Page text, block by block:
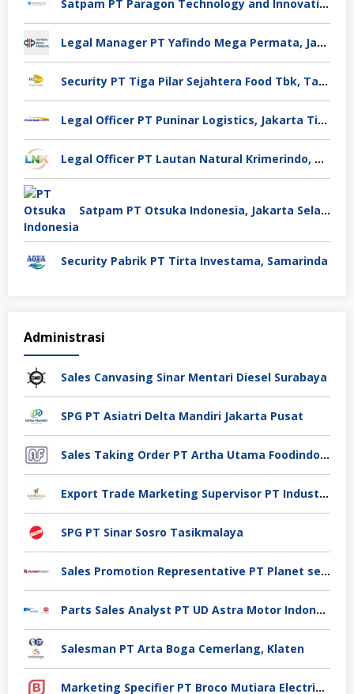
Satpam PT Paragon Technology and Innovation Jakarta
Legal Manager PT Yafindo Mega Permata, Jakarta Barat
Security PT Tiga Pilar Sejahtera Food Tbk, Tangerang
Legal Officer PT Puninar Logistics, Jakarta Timur
Legal Officer PT Lautan Natural Krimerindo, Mojokerto
Satpam PT Otsuka Indonesia, Jakarta Selatan
Security Pabrik PT Tirta Investama, Samarinda
Administrasi
Sales Canvasing Sinar Mentari Diesel Surabaya
SPG PT Asiatri Delta Mandiri Jakarta Pusat
Sales Taking Order PT Artha Utama Foodindo Tangerang
Export Trade Marketing Supervisor PT Industri Jamu Dan Farmasi Sido Muncul Tbk, Jakarta
SPG PT Sinar Sosro Tasikmalaya
Sales Promotion Representative PT Planet selancar Mandiri, Pontianak
Parts Sales Analyst PT UD Astra Motor Indonesia, Jakarta Utara
Salesman PT Arta Boga Cemerlang, Klaten
Marketing Specifier PT Broco Mutiara Electrical Industry, Tangerang